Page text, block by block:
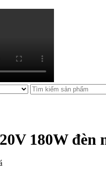
180W đèn